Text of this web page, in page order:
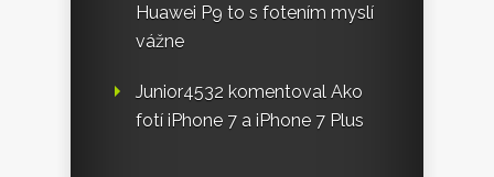
Huawei P9 to s fotením myslí
vážne
Junior4532 komentoval Ako
fotí iPhone 7 a iPhone 7 Plus